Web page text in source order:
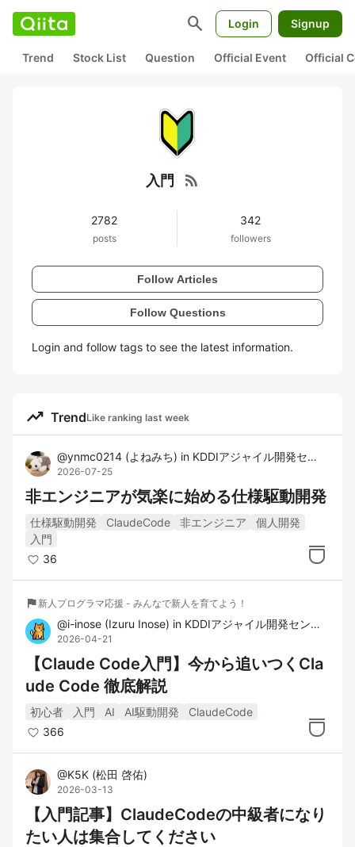
search Login Signup
Trend Stock List Question Official Event Official
入門 rss_feed
2782
posts
342
followers
Follow Articles
Follow Questions
Login and follow tags to see the latest information.
trending_up TrendLike ranking last week
@ynmc0214 (よねみち) in KDDIアジャイル開発センター株式会社
2026-07-25
非エンジニアが気楽に始める仕様駆動開発
仕様駆動開発 ClaudeCode 非エンジニア
個人開発
入門
36
flag 新人プログラマ応援 - みんなで新人を育てよう！
@i-inose (Izuru Inose) in KDDIアジャイル開発センター株式会社
2026-04-21
【Claude Code入門】今から追いつくCla
ude Code 徹底解説
初心者 入門 AI AI駆動開発
ClaudeCode
366
@K5K (松田 啓佑)
2026-03-13
【入門記事】ClaudeCodeの中級者になり
たい人は集合してください